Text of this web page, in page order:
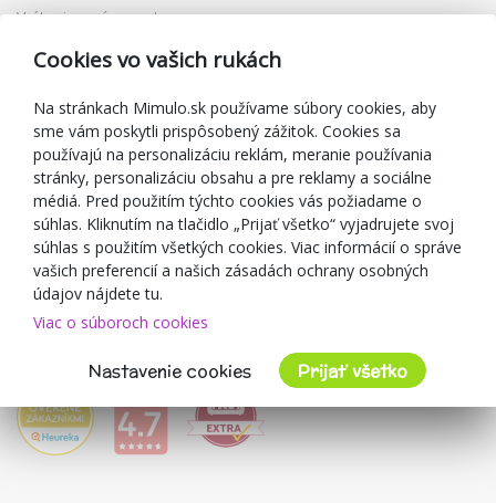
Vrátenie a výmena tovaru
Darčekové poukážky
Zľavové kupóny
Blog
O predajcovi
Mimulo.sk
Obchodné podmienky
Ochrana osobných údajov GDPR
Kontakty
Spolupracujeme
Cookies vo vašich rukách
Na stránkach Mimulo.sk používame súbory cookies, aby
sme vám poskytli prispôsobený zážitok. Cookies sa
používajú na personalizáciu reklám, meranie používania
stránky, personalizáciu obsahu a pre reklamy a sociálne
médiá. Pred použitím týchto cookies vás požiadame o
súhlas. Kliknutím na tlačidlo „Prijať všetko“ vyjadrujete svoj
súhlas s použitím všetkých cookies. Viac informácií o správe
vašich preferencií a našich zásadách ochrany osobných
údajov nájdete tu.
Viac o súboroch cookies
Nastavenie cookies Prijať všetko